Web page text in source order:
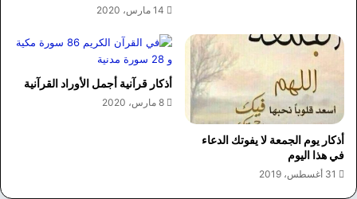
14 مارس، 2020
أذكار يوم الجمعة لا يفوتك الدعاء
في هذا اليوم
31 أغسطس، 2019
أذكار قرآنية أجمل الأوراد القرآنية
8 مارس، 2020